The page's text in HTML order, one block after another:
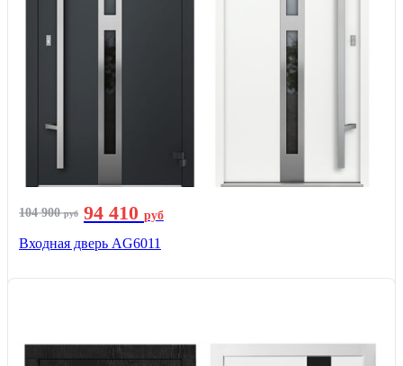
104 900руб 94 410 руб
Входная дверь AG6011